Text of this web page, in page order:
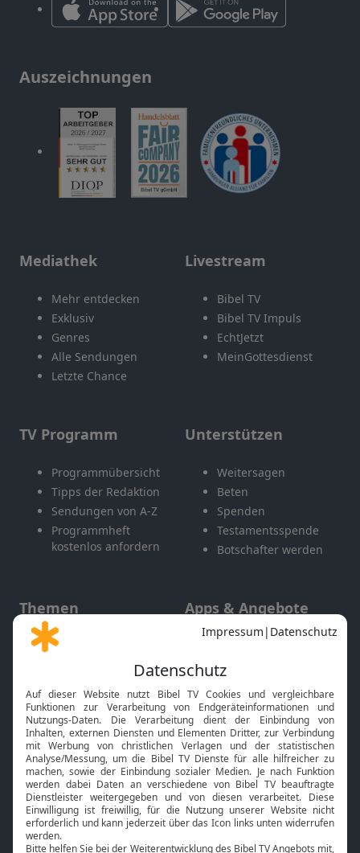
Auszeichnungen
Mediathek
Mehr entdecken
Exklusiv
Genres
Alle Sendungen
Letzte Chance
Livestream
Bibel TV
Bibel TV Impuls
EchtJetzt
MeinGottesdienst
TV Programm
Programmübersicht
Tipps der Redaktion
Sendungen von A-Z
Programmheft
kostenlos anfordern
Unterstützen
Weitersagen
Beten
Spenden
Testamentsspende
Botschafter werden
Themen
Gott und Bibel erklärt
Neuigkeiten
Apps & Angebote
Mobile App
Smart TV
HbbTV
Bibelthek Online-Bibel
Nächster Gottesdienst
Bibel TV Service